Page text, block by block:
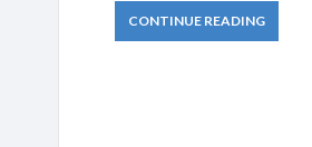
CONTINUE READING